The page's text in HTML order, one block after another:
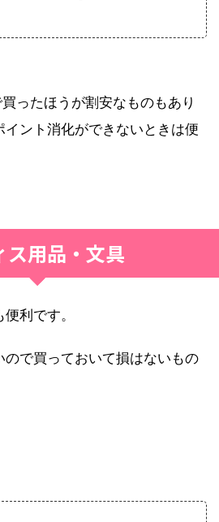
ったほうが割安なものもあり
イント消化ができないときは便
ス用品・文具
利です。
ので買っておいて損はないもの